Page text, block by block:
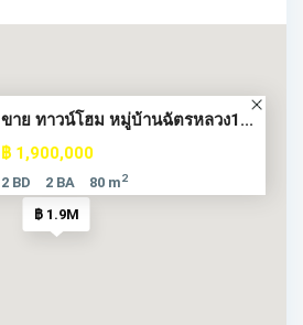
฿ 1.9M
ขาย ทาวน์โฮม หมู่บ้านฉัตรหลวง1...
฿ 1,900,000
2 BD 2 BA 80 m2